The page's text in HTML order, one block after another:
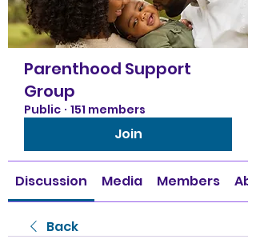
Parenthood Support
Group
Public · 151 members
Join
Discussion Media Members
Back